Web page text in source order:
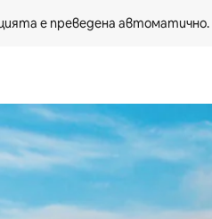
е преведена автоматично.